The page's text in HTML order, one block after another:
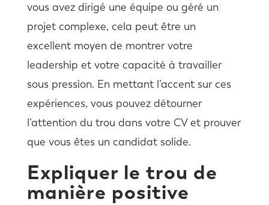
vous avez dirigé une équipe ou géré un
projet complexe, cela peut être un
excellent moyen de montrer votre
leadership et votre capacité à travailler
sous pression. En mettant l’accent sur ces
expériences, vous pouvez détourner
l’attention du trou dans votre CV et prouver
que vous êtes un candidat solide.
Expliquer le trou de
manière positive